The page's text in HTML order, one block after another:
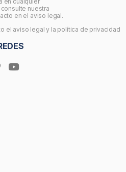
nuestra
en el aviso legal.
el aviso legal y la política de privacidad